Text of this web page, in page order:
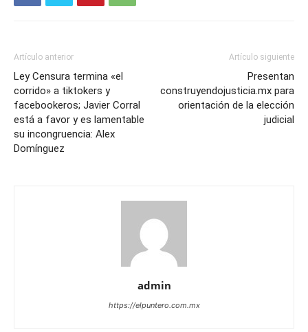
Artículo anterior
Ley Censura termina «el
corrido» a tiktokers y
facebookeros; Javier Corral
está a favor y es lamentable
su incongruencia: Alex
Domínguez
Artículo siguiente
Presentan
construyendojusticia.mx para
orientación de la elección
judicial
admin
https://elpuntero.com.mx